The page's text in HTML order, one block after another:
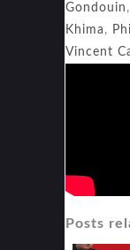
Gondouin ,
Khima ,
Vincent
Posts